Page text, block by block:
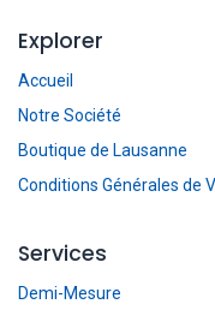
Explorer
Accueil
Notre Société
Boutique de Lausanne
Conditions Générales de
Services
Demi-Mesure